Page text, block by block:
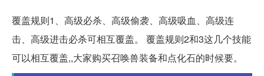
覆盖规则1、高级必杀、高级偷袭、高级吸血、高级连
击、高级进击必杀可相互覆盖。 覆盖规则2和3这几个技能
可以相互覆盖,,大家购买召唤兽装备和点化石的时候要。